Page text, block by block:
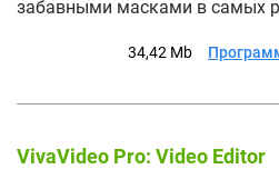
забавными масками в самых
34,42 Mb
VivaVideo Pro: Video Editor